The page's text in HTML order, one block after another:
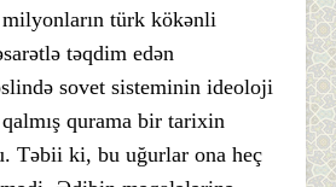
türk kökənli
təqdim edən
sovet sisteminin ideoloji
qalmış qurama bir tarixin
Təbii ki, bu uğurlar ona heç